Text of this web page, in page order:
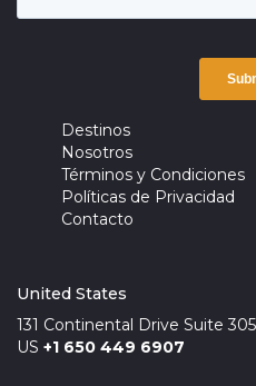
Destinos
Nosotros
Términos y Condiciones
Políticas de Privacidad
Contacto
United States
131 Continental Drive Suite
US +1 650 449 6907